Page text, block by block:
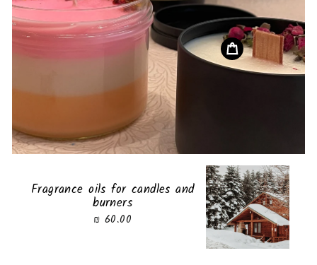
Fragrance oils for candles and
burners
60.00 ₪